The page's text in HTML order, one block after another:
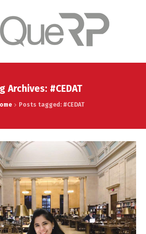
Archives: #CEDAT
Posts tagged: #CEDAT